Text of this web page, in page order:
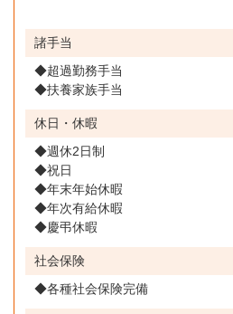
諸手当
◆超過勤務手当
◆扶養家族手当
休日・休暇
◆週休2日制
◆祝日
◆年末年始休暇
◆年次有給休暇
◆慶弔休暇
社会保険
◆各種社会保険完備